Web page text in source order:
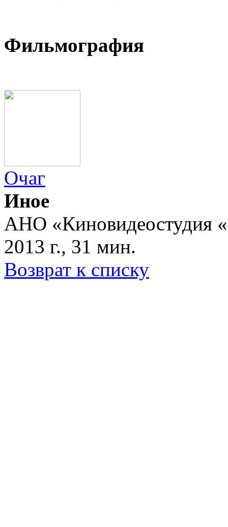
Фильмография
Очаг
Иное
АНО «Киновидеостудия
2013 г., 31 мин.
Возврат к списку